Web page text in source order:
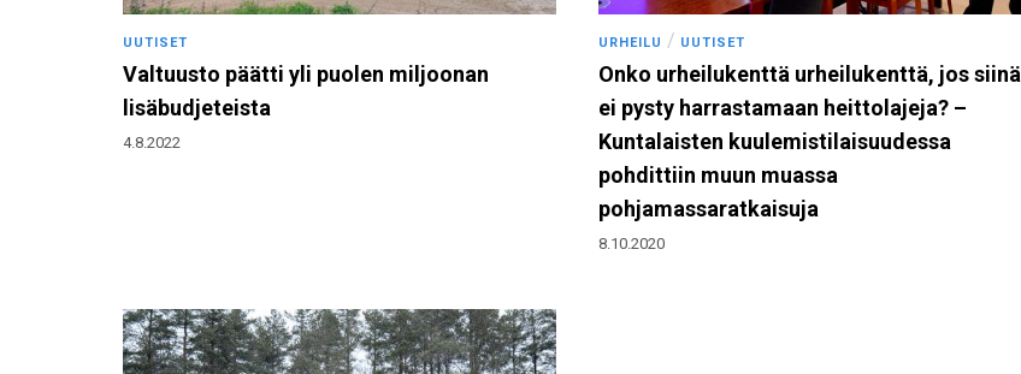
UUTISET
Valtuusto päätti yli puolen miljoonan
lisäbudjeteista
4.8.2022
URHEILU / UUTISET
Onko urheilukenttä urheilukenttä, jos siinä
ei pysty harrastamaan heittolajeja? –
Kuntalaisten kuulemistilaisuudessa
pohdittiin muun muassa
pohjamassaratkaisuja
8.10.2020